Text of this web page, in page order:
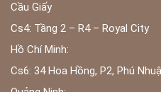
Cầu Giấy
Cs4: Tầng 2 – R4 – Royal City
Hồ Chí Minh:
Cs6: 34 Hoa Hồng, P2, Phú